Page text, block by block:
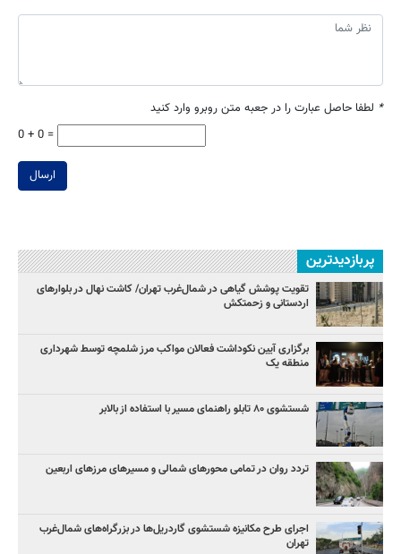
* لطفا حاصل عبارت را در جعبه متن روبرو وارد کنید
0 + 0 =
ارسال
پربازدیدترین
تقویت پوشش گیاهی در شمال‌غرب تهران/ کاشت نهال در بلوارهای
اردستانی و زحمتکش
برگزاری آیین نکوداشت فعالان مواکب مرز شلمچه توسط شهرداری
منطقه یک
شستشوی ۸۰ تابلو راهنمای مسیر با استفاده از بالابر
تردد روان در تمامی محورهای شمالی و مسیرهای مرزهای اربعین
اجرای طرح مکانیزه شستشوی گاردریل‌ها در بزرگراه‌های شمال‌غرب
تهران